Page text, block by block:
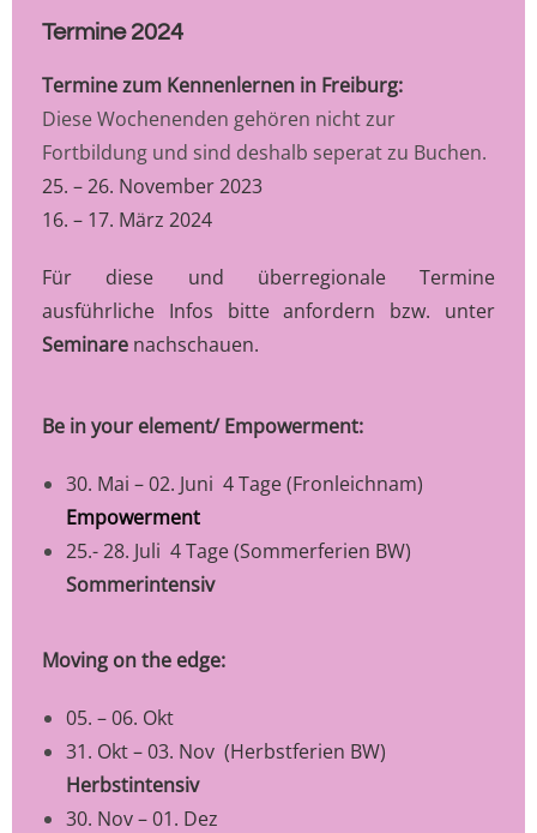
Termine 2024
Termine zum Kennenlernen in Freiburg:
Diese Wochenenden gehören nicht zur
Fortbildung und sind deshalb seperat zu Buchen.
25. – 26. November 2023
16. – 17. März 2024
Für diese und überregionale Termine
ausführliche Infos bitte anfordern bzw. unter
Seminare nachschauen.
Be in your element/ Empowerment:
30. Mai – 02. Juni 4 Tage (Fronleichnam)
Empowerment
25.- 28. Juli 4 Tage (Sommerferien BW)
Sommerintensiv
Moving on the edge:
05. – 06. Okt
31. Okt – 03. Nov (Herbstferien BW)
Herbstintensiv
30. Nov – 01. Dez